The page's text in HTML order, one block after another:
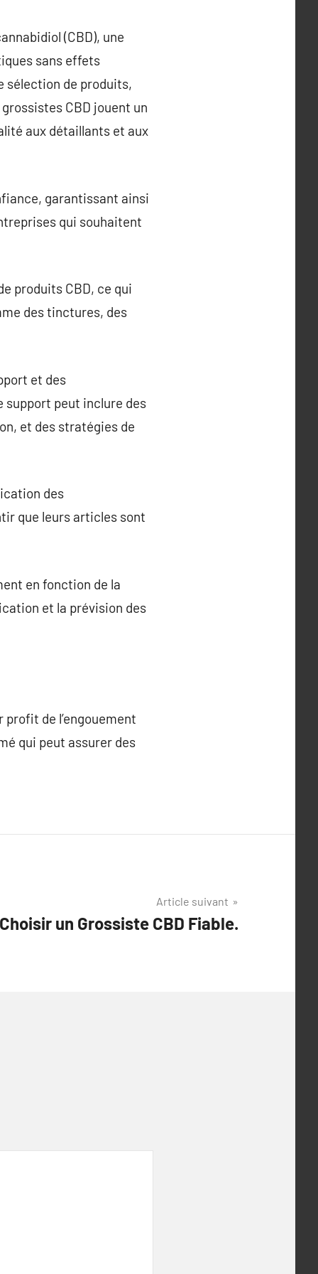
(CBD), une
sans effets
sélection de produits,
CBD jouent un
aux détaillants et aux
garantissant ainsi
qui souhaitent
produits CBD, ce qui
des tinctures, des
et des
support peut inclure des
et des stratégies de
des
que leurs articles sont
en fonction de la
et la prévision des
de l’engouement
qui peut assurer des
Article suivant
un Grossiste CBD Fiable.